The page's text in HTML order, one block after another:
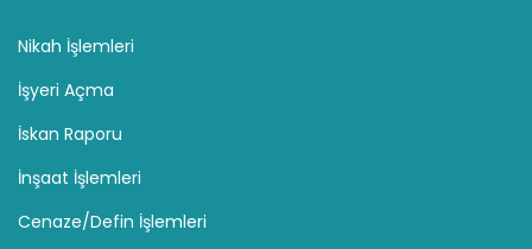
Nikah İşlemleri
İşyeri Açma
İskan Raporu
İnşaat İşlemleri
Cenaze/Defin İşlemleri